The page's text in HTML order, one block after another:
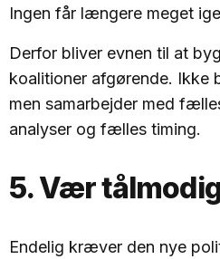
Ingen får længere meget
Derfor bliver evnen til at
koalitioner afgørende. Ikke
men samarbejder med
analyser og fælles timing.
5. Vær
Endelig kræver den nye